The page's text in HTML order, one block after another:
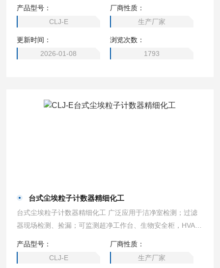
净手术室，汽车喷涂环境微电子、制药、生化制品、食品卫
生、精细化工、精密机械等生产和科研部门，制药企业及其监
督管理部门贯彻GMP规范及电子生产企业等。
产品型号：
CLJ-E
厂商性质：
生产厂家
更新时间：
2026-01-08
浏览次数：
1793
台式尘埃粒子计数器精细化工
台式尘埃粒子计数器精细化工 广泛应用于洁净室检测；过滤
器现场检测、捡漏；可监测超净工作台、生物安全柜，HVAC
净手术室，汽车喷涂环境微电子、制药、生化制品、食品卫
生、精细化工、精密机械等生产和科研部门，制药企业及其监
产品型号：
CLJ-E
厂商性质：
生产厂家